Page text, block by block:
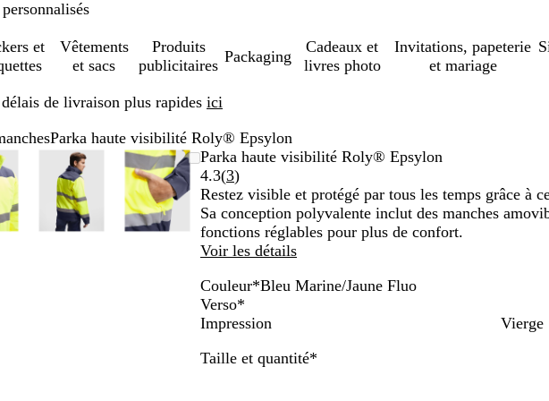
et
Vêtements
et sacs
Produits
publicitaires
Packaging
Cadeaux et
livres photo
Invitations, papeterie
et mariage
de livraison plus rapides ici
Parka haute visibilité Roly® Epsylon
Image
zoomable
Zoom
au
minimum
Cliquez
pour
développer
Utilisez
les
touches
plus
et
Image
zoomable
Zoom
au
minimum
Cliquez
pour
développer
Utilisez
les
touches
plus
et
zoomer
fléchées
Parka haute visibilité Roly® Epsylon
4.3(3Lire
les
3
avis
)
Restez visible et protégé par tous les temps grâce à
Sa conception polyvalente inclut des manches
fonctions réglables pour plus de confort.
Voir les détails
Couleur*Bleu Marine/Jaune Fluo
G
r
s
V
e
t
B
l
u
B
l
u
Verso*
Impression
Vierge
Taille et quantité*